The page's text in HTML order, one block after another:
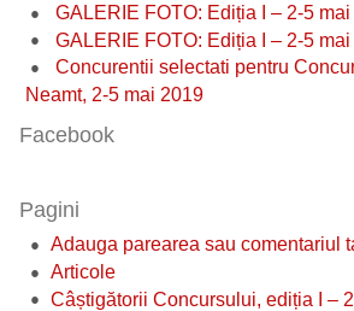
GALERIE FOTO: Ediția I – 2-5
GALERIE FOTO: Ediția I – 2-5
Concurentii selectati pentru
Neamt, 2-5 mai 2019
Facebook
Pagini
Adauga parearea sau comentariul
Articole
Câștigătorii Concursului, ediția I –